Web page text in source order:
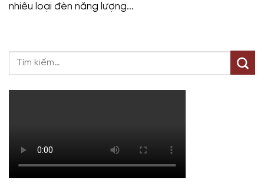
nhiêu loại đèn năng lượng...